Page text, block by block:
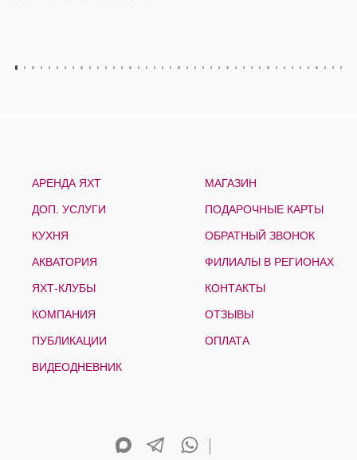
АРЕНДА ЯХТ
ДОП. УСЛУГИ
КУХНЯ
АКВАТОРИЯ
ЯХТ-КЛУБЫ
КОМПАНИЯ
ПУБЛИКАЦИИ
ВИДЕОДНЕВНИК
МАГАЗИН
ПОДАРОЧНЫЕ КАРТЫ
ОБРАТНЫЙ ЗВОНОК
ФИЛИАЛЫ В РЕГИОНАХ
КОНТАКТЫ
ОТЗЫВЫ
ОПЛАТА